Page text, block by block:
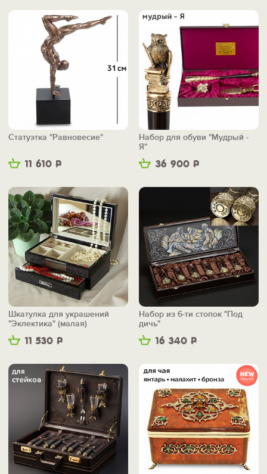
11 610 Р
Статуэтка "Равновесие"
36 900 Р
Набор для обуви "Мудрый -
Я"
11 530 Р
Шкатулка для украшений
"Эклектика" (малая)
16 340 Р
Набор из 6-ти стопок "Под
дичь"